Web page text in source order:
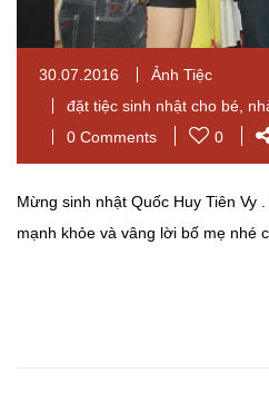
30.07.2016
Ảnh Tiệc
đặt tiệc sinh nhật cho bé
0 Comments
0
Mừng sinh nhật Quốc Huy Tiên Vy
mạnh khỏe và vâng lời bố mẹ nhé